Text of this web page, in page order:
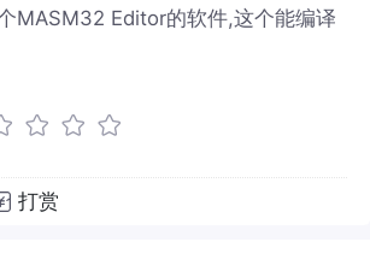
MASM32 Editor的软件,这个能编译
打赏